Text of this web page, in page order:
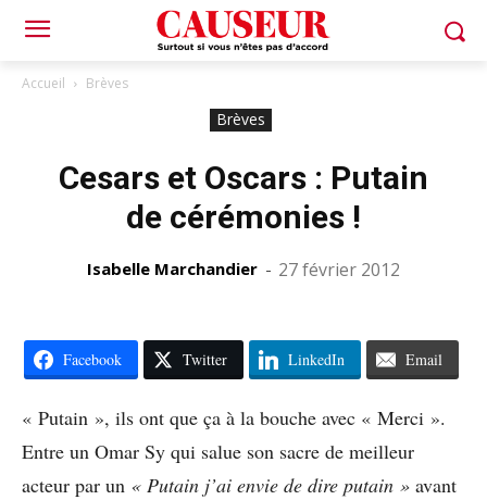
Accueil Brèves
Brèves
Cesars et Oscars : Putain
de cérémonies !
Isabelle Marchandier - 27 février 2012
Facebook Twitter LinkedIn Email
« Putain », ils ont que ça à la bouche avec « Merci ».
Entre un Omar Sy qui salue son sacre de meilleur
acteur par un « Putain j’ai envie de dire putain » avant